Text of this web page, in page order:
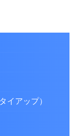
イアップ）